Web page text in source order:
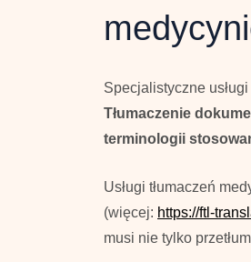
Specjalistyczne
Tłumaczenie
terminologii
Usługi tłumaczeń
(więcej: https://ftl-
musi nie tylko